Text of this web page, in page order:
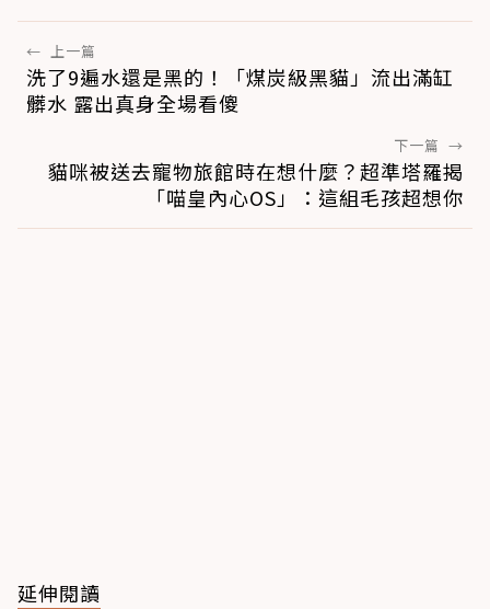
← 上一篇
洗了9遍水還是黑的！「煤炭級黑貓」流出滿缸
髒水 露出真身全場看傻
下一篇 →
貓咪被送去寵物旅館時在想什麼？超準塔羅揭
「喵皇內心OS」：這組毛孩超想你
延伸閱讀